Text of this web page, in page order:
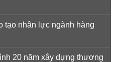
tạo nhân lực ngành hàng
20 năm xây dựng thương